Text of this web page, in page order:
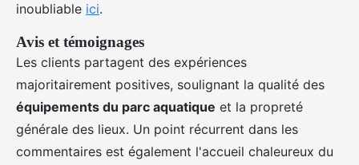
inoubliable ici.
Avis et témoignages
Les clients partagent des expériences
majoritairement positives, soulignant la qualité des
équipements du parc aquatique et la propreté
générale des lieux. Un point récurrent dans les
commentaires est également l'accueil chaleureux du